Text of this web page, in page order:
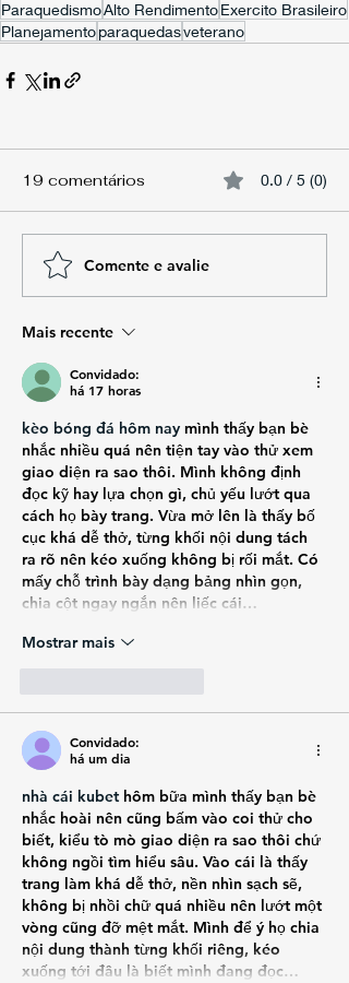
ParaquedismoAlto RendimentoExercito Brasileiro
Planejamentoparaquedasveterano
19 comentários 0.0 / 5 (0)
Comente e avalie
Mais recente
Convidado:
há 17 horas
kèo bóng đá hôm nay mình thấy bạn bè
nhắc nhiều quá nên tiện tay vào thử xem
giao diện ra sao thôi. Mình không định
đọc kỹ hay lựa chọn gì, chủ yếu lướt qua
cách họ bày trang. Vừa mở lên là thấy bố
cục khá dễ thở, từng khối nội dung tách
ra rõ nên kéo xuống không bị rối mắt. Có
mấy chỗ trình bày dạng bảng nhìn gọn,
chia cột ngay ngắn nên liếc cái…
Mostrar mais
Convidado:
há um dia
nhà cái kubet hôm bữa mình thấy bạn bè
nhắc hoài nên cũng bấm vào coi thử cho
biết, kiểu tò mò giao diện ra sao thôi chứ
không ngồi tìm hiểu sâu. Vào cái là thấy
trang làm khá dễ thở, nền nhìn sạch sẽ,
không bị nhồi chữ quá nhiều nên lướt một
vòng cũng đỡ mệt mắt. Mình để ý họ chia
nội dung thành từng khối riêng, kéo
xuống tới đâu là biết mình đang đọc…